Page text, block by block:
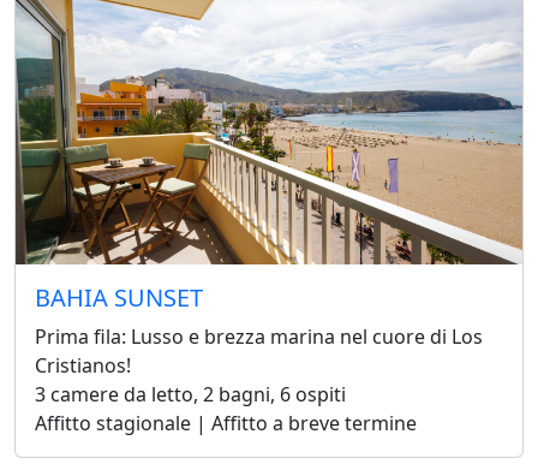
BAHIA SUNSET
Prima fila: Lusso e brezza marina nel cuore di Los
Cristianos!
3 camere da letto, 2 bagni, 6 ospiti
Affitto stagionale | Affitto a breve termine